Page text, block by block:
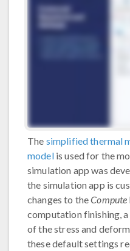
The simplified thermal
modelis used for the
simulation app was
the simulation app is
changes to theCompute
computation finishing,
of the stress and
these default settings